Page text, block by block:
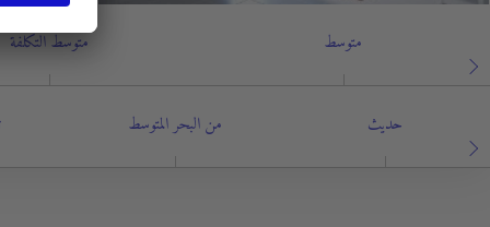
متوسط متوسط التكلفة
حديث من البحر المتوسط